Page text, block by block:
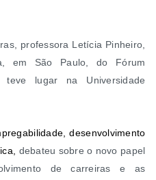
professora Letícia Pinheiro,
em São Paulo, do Fórum
lugar na Universidade
desenvolvimento
debateu sobre o novo papel
de carreiras e as